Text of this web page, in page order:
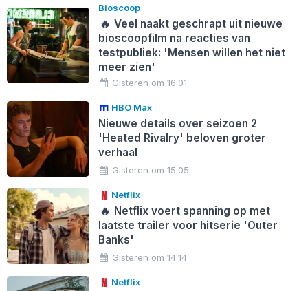
Bioscoop
🔥 Veel naakt geschrapt uit nieuwe
bioscoopfilm na reacties van
testpubliek: 'Mensen willen het niet
meer zien'
Gisteren om 16:01
HBO Max
Nieuwe details over seizoen 2
'Heated Rivalry' beloven groter
verhaal
Gisteren om 15:05
Netflix
🔥 Netflix voert spanning op met
laatste trailer voor hitserie 'Outer
Banks'
Gisteren om 14:14
Netflix